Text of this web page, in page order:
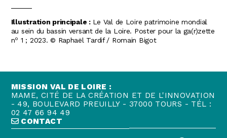
Illustration principale : Le Val de Loire patrimoine mondial
au sein du bassin versant de la Loire. Poster pour la ga(r)zette
no 1 ; 2023. © Raphaël Tardif / Romain Bigot
MISSION VAL DE LOIRE :
MAME, CITÉ DE LA CRÉATION ET DE L'INNOVATION
- 49, BOULEVARD PREUILLY - 37000 TOURS - TÉL :
02 47 66 94 49
CONTACT